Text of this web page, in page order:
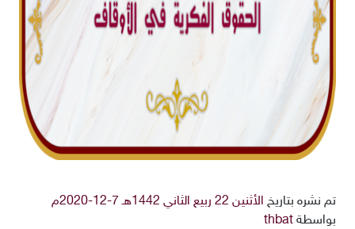
تم نشره بتاريخ الأثنين 22 ربيع الثاني 1442هـ 7-12-2020م
بواسطة thbat